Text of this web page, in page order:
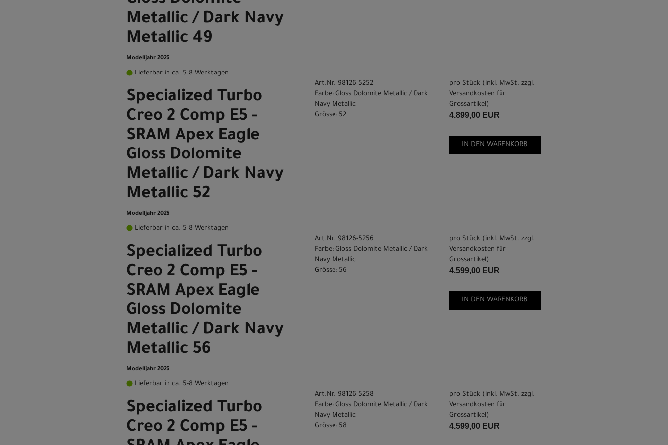
Metallic / Dark Navy
Metallic 49
Modelljahr 2026
Lieferbar in ca. 5-8 Werktagen
Specialized Turbo
Creo 2 Comp E5 -
SRAM Apex Eagle
Gloss Dolomite
Metallic / Dark Navy
Metallic 52
Modelljahr 2026
Lieferbar in ca. 5-8 Werktagen
Art.Nr. 98126-5252
Farbe: Gloss Dolomite Metallic / Dark
Navy Metallic
Grösse: 52
pro Stück (inkl. MwSt. zzgl.
Versandkosten für
Grossartikel )
4.899,00 EUR
IN DEN WARENKORB
Specialized Turbo
Creo 2 Comp E5 -
SRAM Apex Eagle
Gloss Dolomite
Metallic / Dark Navy
Metallic 56
Modelljahr 2026
Lieferbar in ca. 5-8 Werktagen
Art.Nr. 98126-5256
Farbe: Gloss Dolomite Metallic / Dark
Navy Metallic
Grösse: 56
pro Stück (inkl. MwSt. zzgl.
Versandkosten für
Grossartikel )
4.599,00 EUR
IN DEN WARENKORB
Specialized Turbo
Creo 2 Comp E5 -
Art.Nr. 98126-5258
Farbe: Gloss Dolomite Metallic / Dark
Navy Metallic
Grösse: 58
pro Stück (inkl. MwSt. zzgl.
Versandkosten für
Grossartikel )
4.599,00 EUR